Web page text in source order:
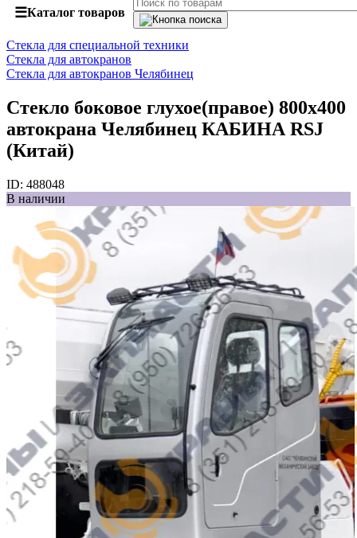
☰Каталог товаров
Стекла для специальной техники
Стекла для автокранов
Стекла для автокранов Челябинец
Стекло боковое глухое(правое) 800х400
автокрана Челябинец КАБИНА RSJ
(Китай)
ID: 488048
В наличии